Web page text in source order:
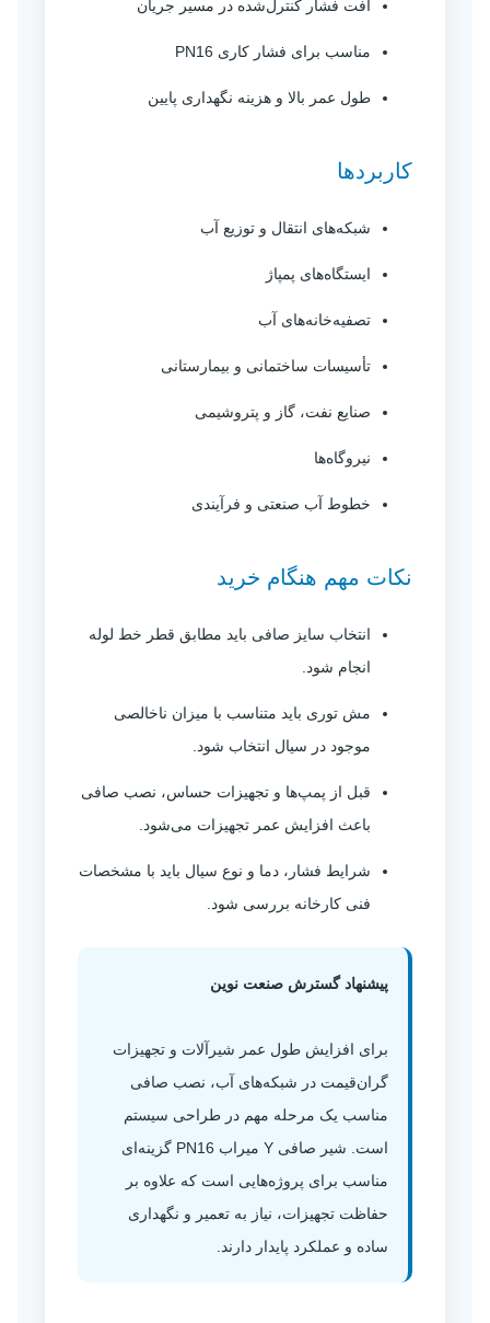
افت فشار کنترل‌شده در مسیر جریان
مناسب برای فشار کاری PN16
طول عمر بالا و هزینه نگهداری پایین
کاربردها
شبکه‌های انتقال و توزیع آب
ایستگاه‌های پمپاژ
تصفیه‌خانه‌های آب
تأسیسات ساختمانی و بیمارستانی
صنایع نفت، گاز و پتروشیمی
نیروگاه‌ها
خطوط آب صنعتی و فرآیندی
نکات مهم هنگام خرید
انتخاب سایز صافی باید مطابق قطر خط لوله
انجام شود.
مش توری باید متناسب با میزان ناخالصی
موجود در سیال انتخاب شود.
قبل از پمپ‌ها و تجهیزات حساس، نصب صافی
باعث افزایش عمر تجهیزات می‌شود.
شرایط فشار، دما و نوع سیال باید با مشخصات
فنی کارخانه بررسی شود.
پیشنهاد گسترش صنعت نوین
برای افزایش طول عمر شیرآلات و تجهیزات
گران‌قیمت در شبکه‌های آب، نصب صافی
مناسب یک مرحله مهم در طراحی سیستم
است. شیر صافی Y میراب PN16 گزینه‌ای
مناسب برای پروژه‌هایی است که علاوه بر
حفاظت تجهیزات، نیاز به تعمیر و نگهداری
ساده و عملکرد پایدار دارند.